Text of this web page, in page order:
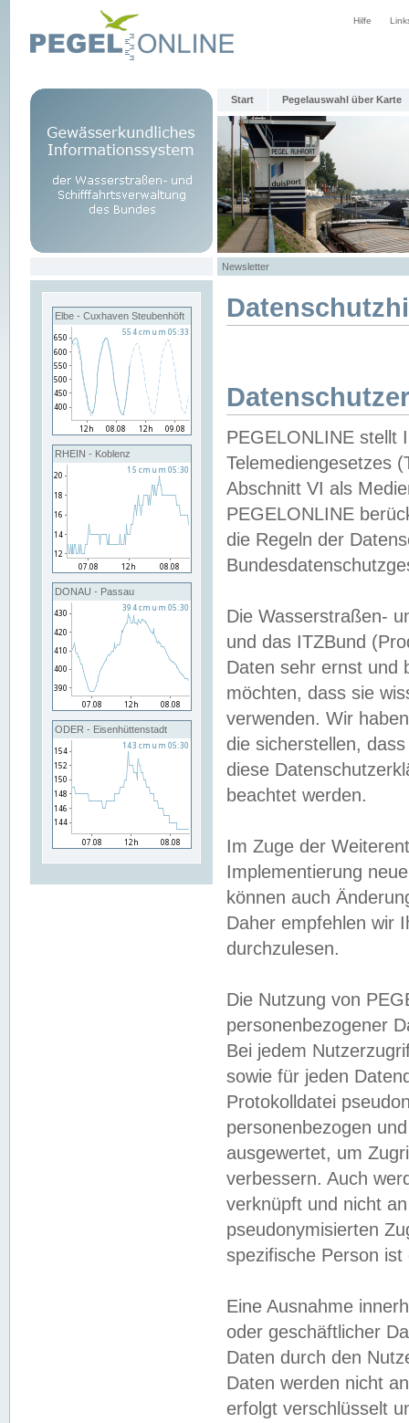
Hilfe
Start Pegelauswahl über Karte
Newsletter
Elbe - Cuxhaven Steubenhöft
RHEIN - Koblenz
DONAU - Passau
ODER - Eisenhüttenstadt
PEGELONLINE stellt
Telemediengesetzes
Abschnitt VI als
PEGELONLINE
die Regeln der
Die Wasserstraßen-
und das ITZBund
Daten sehr ernst und
möchten, dass sie
verwenden. Wir
die sicherstellen,
diese
beachtet werden.
Im Zuge der
Implementierung
können auch
Daher empfehlen wir
durchzulesen.
Die Nutzung von
personenbezogener
Bei jedem
sowie für jeden
Protokolldatei
personenbezogen
ausgewertet, um
verbessern. Auch
verknüpft und nicht
pseudonymisierten
spezifische Person
Eine Ausnahme
oder geschäftlicher
Daten durch den
Daten werden nicht
erfolgt verschlüsselt